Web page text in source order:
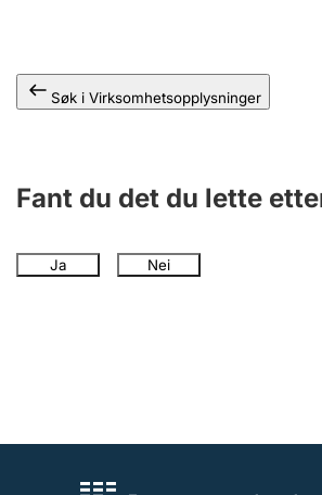
Søk i Virksomhetsopplysninger
Fant du det du lette
Ja Nei